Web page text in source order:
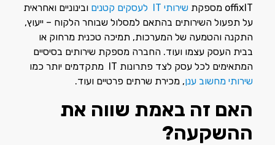
offixIT מספקת
שירותי IT לעסקים קטנים
ובינוניים ואחראית
על תפעול השירותים בהתאם למסלול שבוחר הלקוח – ייעוץ,
התקנה והטמעה של המערכות, תמיכה טכנית מרחוק או
בבית העסק עצמו ועוד. החברה מספקת שירותים בסיסיים
המתאימים לכל עסק לצד פתרונות IT מתקדמים יותר כמו
שירותי מחשוב ענן, מכירת שרתים פרטיים ועוד.
האם זה באמת שווה את
ההשקעה?